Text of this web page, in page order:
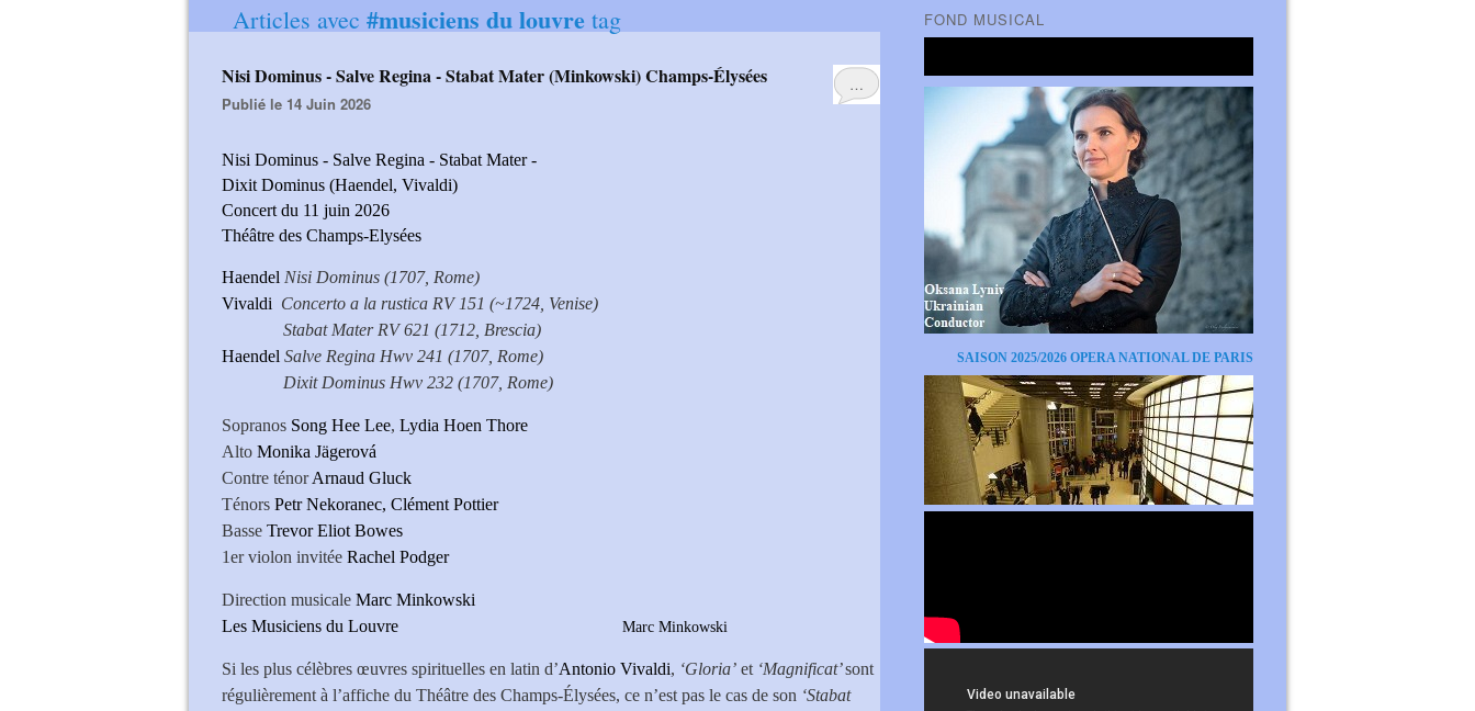
Articles avec #musiciens du louvre tag
…
Nisi Dominus - Salve Regina - Stabat Mater (Minkowski) Champs-Élysées
Publié le 14 Juin 2026
Nisi Dominus - Salve Regina - Stabat Mater -
Dixit Dominus (Haendel, Vivaldi)
Concert du 11 juin 2026
Théâtre des Champs-Elysées
Haendel Nisi Dominus (1707, Rome)
Vivaldi Concerto a la rustica RV 151 (~1724, Venise)
Stabat Mater RV 621 (1712, Brescia)
Haendel Salve Regina Hwv 241 (1707, Rome)
Dixit Dominus Hwv 232 (1707, Rome)
Sopranos Song Hee Lee, Lydia Hoen Thore
Alto Monika Jägerová
Contre ténorArnaud Gluck
Ténors Petr Nekoranec, Clément Pottier
Basse Trevor Eliot Bowes
1er violon invitée Rachel Podger
Direction musicale Marc Minkowski
Les Musiciens du Louvre
Marc Minkowski
Si les plus célèbres œuvres spirituelles en latin d’Antonio Vivaldi, ‘Gloria’ et ‘Magnificat’sont
régulièrement à l’affiche du Théâtre des Champs-Élysées, ce n’est pas le cas de son ‘Stabat
FOND MUSICAL
SAISON 2025/2026 OPERA NATIONAL DE PARIS